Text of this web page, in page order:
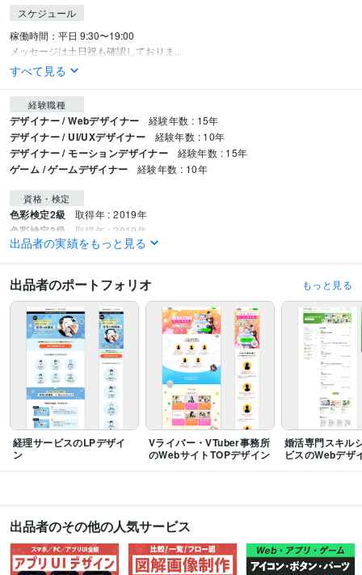
スケジュール
稼働時間：平日 9:30〜19:00
メッセージは土日祝も確認しておりま...
すべて見る
経験職種
デザイナー / Webデザイナー 経験年数 : 15年
デザイナー / UI/UXデザイナー 経験年数 : 10年
デザイナー / モーションデザイナー 経験年数 : 15年
ゲーム / ゲームデザイナー 経験年数 : 10年
資格・検定
色彩検定2級 取得年 : 2019年
色彩検定3級 取得年 : 2019年
色彩検定UC級 取得年 : 2020年
ビジネス・クリエイティブツール
Google スライド:5年Keynote:5年
Adobe Photoshop:16年
Adobe Premiere Pro:5年
Adobe Illustrator:16年 Canva:3年 Figma:5年
Adobe XD:10年Adobe After Effects:5年Adobe Animate:6年
得意分野
Web制作・HP作成・EC構築 Web画像デザイン
LP・Webサイトデザイン
アプリUIデザイン
図解・説明画像制作 スライド資料デザイン作成
Figma canva photoshop PSD スライド
LPデザイン
資料デザイン
アプリUI UIデザイン
動画編集・映像制作 サービス紹介動画制作 モーショングラフィック動画
制作
サービス紹介動画 企業 広告動画
動画広告
スポンサーブランド
amazon 絵コンテ アニメーション 使い方動画
出品者の実績をもっと見る
出品者のポートフォリオ もっと見る
経理サービスのLPデザイ
ン
Vライバー・VTuber事務所
のWebサイトTOPデザイン
婚活専門スキル
ビスのWebデザ
出品者のその他の人気サービス